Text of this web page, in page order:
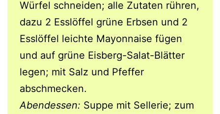
Würfel schneiden; alle Zutaten rühren,
dazu 2 Esslöffel grüne Erbsen und 2
Esslöffel leichte Mayonnaise fügen
und auf grüne Eisberg-Salat-Blätter
legen; mit Salz und Pfeffer
abschmecken.
Abendessen: Suppe mit Sellerie; zum